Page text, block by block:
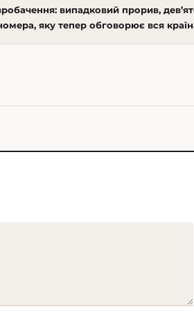
випадковий прорив,
яку тепер обговорює вся